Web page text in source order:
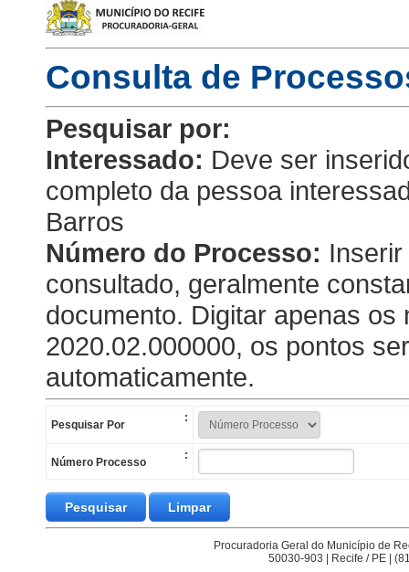
Consulta de
Pesquisar por:
Interessado: Deve ser
completo da pessoa
Barros
Número do Processo:
consultado, geralmente
documento. Digitar apenas
2020.02.000000, os pontos
automaticamente.
Pesquisar Por
:
Número Processo
:
Procuradoria Geral do Município de
50030-903 | Recife / PE |